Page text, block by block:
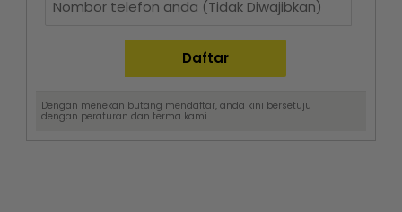
Dengan menekan butang mendaftar, anda kini bersetuju
dengan peraturan dan terma kami.